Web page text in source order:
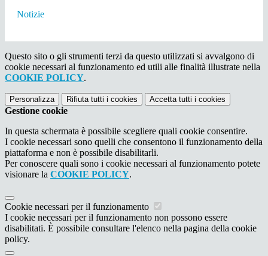
Notizie
Questo sito o gli strumenti terzi da questo utilizzati si avvalgono di
cookie necessari al funzionamento ed utili alle finalità illustrate nella
COOKIE POLICY.
Personalizza Rifiuta tutti i cookies Accetta tutti i cookies
Gestione cookie
In questa schermata è possibile scegliere quali cookie consentire.
I cookie necessari sono quelli che consentono il funzionamento della
piattaforma e non è possibile disabilitarli.
Per conoscere quali sono i cookie necessari al funzionamento potete
visionare la COOKIE POLICY.
Cookie necessari per il funzionamento
I cookie necessari per il funzionamento non possono essere
disabilitati. È possibile consultare l'elenco nella pagina della cookie
policy.